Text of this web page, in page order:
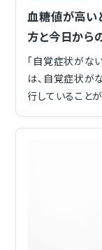
血糖値が高い
方と今日から
「自覚症状がな
は、自覚症状が
行していること